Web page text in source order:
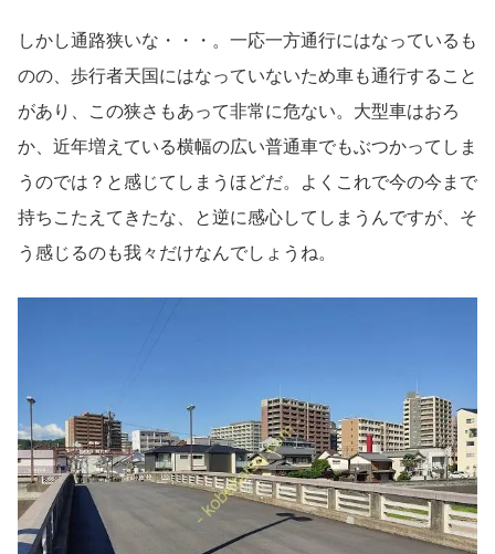
しかし通路狭いな・・・。一応一方通行にはなっているも
のの、歩行者天国にはなっていないため車も通行すること
があり、この狭さもあって非常に危ない。大型車はおろ
か、近年増えている横幅の広い普通車でもぶつかってしま
うのでは？と感じてしまうほどだ。よくこれで今の今まで
持ちこたえてきたな、と逆に感心してしまうんですが、そ
う感じるのも我々だけなんでしょうね。